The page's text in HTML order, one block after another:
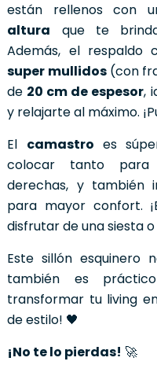
están rellenos con
altura que te
Además, el respaldo
super mullidos(con
de 20 cm de espesor,
y relajarte al máximo.
El camastro es
colocar tanto para
derechas, y también
para mayor confort.
disfrutar de una siesta
Este sillón esquinero
también es
transformar tu living
de estilo! 🖤
¡No te lo pierdas! 🚀